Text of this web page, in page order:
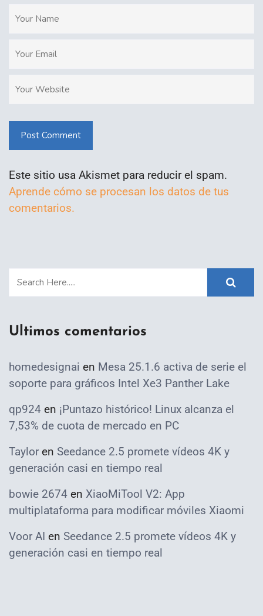
Post Comment
Este sitio usa Akismet para reducir el spam.
Aprende cómo se procesan los datos de tus
comentarios.
Ultimos comentarios
homedesignai en Mesa 25.1.6 activa de serie el
soporte para gráficos Intel Xe3 Panther Lake
qp924 en ¡Puntazo histórico! Linux alcanza el
7,53% de cuota de mercado en PC
Taylor en Seedance 2.5 promete vídeos 4K y
generación casi en tiempo real
bowie 2674 en XiaoMiTool V2: App
multiplataforma para modificar móviles Xiaomi
Voor AI en Seedance 2.5 promete vídeos 4K y
generación casi en tiempo real